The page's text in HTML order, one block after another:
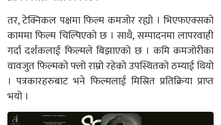
तर, टेक्निकल पक्षमा फिल्म कमजोर रह्यो । भिएफएक्सको
काममा फिल्म चिल्पिएको छ । साथै, सम्पादनमा लापरवाही
गर्दा दर्शकलाई फिल्मले बिझाएको छ । कमि कमजोरीका
वावजुत फिल्मको फ्लो राम्रो रहेको उपस्थितको ठम्याई थियो
। पत्रकारहरुबाट भने फिल्मलाई मिस्रित प्रतिक्रिया प्राप्त
भयो ।